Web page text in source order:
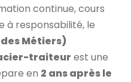
continue, cours
à responsabilité, le
Métiers)
traiteur est une
en 2 ans après le